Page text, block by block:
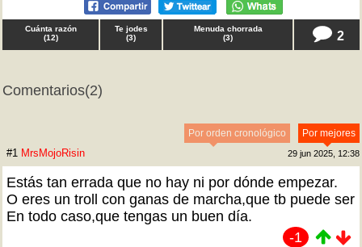
Cuánta razón
(12)
Te jodes
(3)
Menuda chorrada
(3) 2
Comentarios(2)
Por mejores
Por orden cronológico
#1 MrsMojoRisin 29 jun 2025, 12:38
Estás tan errada que no hay ni por dónde empezar.
O eres un troll con ganas de marcha,que tb puede ser
En todo caso,que tengas un buen día.
-1